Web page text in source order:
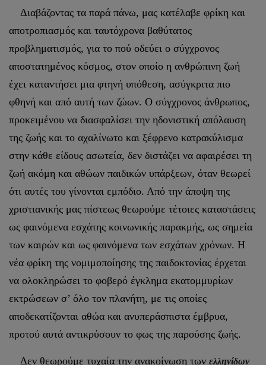
Διαβάζοντας τα παρά πάνω, μας κατέλαβε φρίκη και
αποτροπιασμός και ταυτόχρονα βαθύτατος
προβληματισμός, για το πού οδεύει ο σύγχρονος
αποστατημένος κόσμος, στον οποίο η ανθρώπινη ζωή
έχει καταντήσει μια φτηνή υπόθεση, ασύγκριτα πιο
φθηνή και από αυτή των ζώων. Ο σύγχρονος άνθρωπος,
προκειμένου να διασφαλίσει την ηδονιστική απόλαυση
της ζωής και το αχαλίνωτο και ξέφρενο κατρακύλισμα
στην κάθε είδους ασωτεία, δεν διστάζει να αφαιρέσει τη
ζωή ακόμη και αθώων παιδικών υπάρξεων, όταν θεωρεί
ότι αυτές του γίνονται εμπόδιο. Από την άποψη της
χριστιανικής μας πίστεως θεωρούμε τέτοιες καταστάσεις
ως φαινόμενα εσχάτης κοινωνικής παρακμής, ως σημεία
των καιρών και ως φαινόμενα των εσχάτων χρόνων. Η
νέα φρίκη της νομιμοποίησης της παιδοκτονίας έρχεται
να ολοκληρώσει το φοβερό έγκλημα εκατομμυρίων
εκτρώσεων σ’ όλο τον πλανήτη, με τις οποίες
αποδεκατίζονται αθώα και ανυπεράσπιστα έμβρυα,
προτού αυτά αντικρύσουν το φως της παρούσης ζωής.
Δεν θεωρούμε τυχαία την ανακοίνωση των ελληνίδων